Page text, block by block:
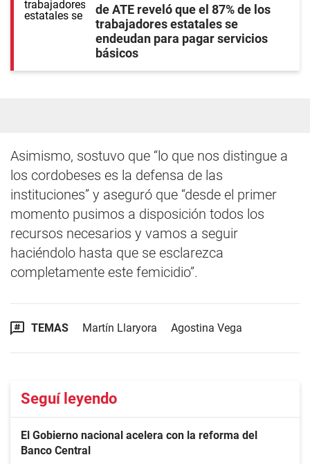
de ATE reveló que el 87% de los
trabajadores estatales se
endeudan para pagar servicios
básicos
Asimismo, sostuvo que “lo que nos distingue a
los cordobeses es la defensa de las
instituciones” y aseguró que “desde el primer
momento pusimos a disposición todos los
recursos necesarios y vamos a seguir
haciéndolo hasta que se esclarezca
completamente este femicidio”.
TEMAS Martín Llaryora Agostina Vega
Seguí leyendo
El Gobierno nacional acelera con la reforma del
Banco Central